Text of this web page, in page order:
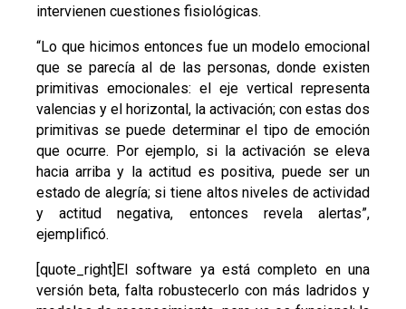
intervienen cuestiones fisiológicas.
“Lo que hicimos entonces fue un modelo emocional
que se parecía al de las personas, donde existen
primitivas emocionales: el eje vertical representa
valencias y el horizontal, la activación; con estas dos
primitivas se puede determinar el tipo de emoción
que ocurre. Por ejemplo, si la activación se eleva
hacia arriba y la actitud es positiva, puede ser un
estado de alegría; si tiene altos niveles de actividad
y actitud negativa, entonces revela alertas”,
ejemplificó.
[quote_right]El software ya está completo en una
versión beta, falta robustecerlo con más ladridos y